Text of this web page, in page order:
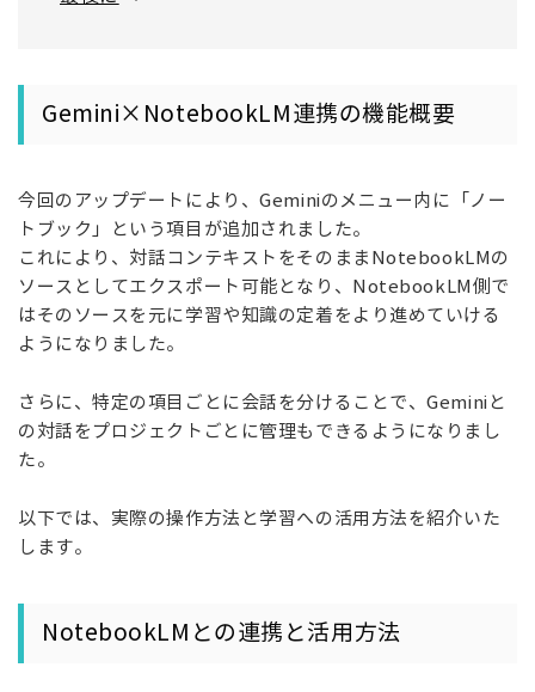
Gemini×NotebookLM連携の機能概要
今回のアップデートにより、Geminiのメニュー内に「ノー
トブック」という項目が追加されました。
これにより、対話コンテキストをそのままNotebookLMの
ソースとしてエクスポート可能となり、NotebookLM側で
はそのソースを元に学習や知識の定着をより進めていける
ようになりました。
さらに、特定の項目ごとに会話を分けることで、Geminiと
の対話をプロジェクトごとに管理もできるようになりまし
た。
以下では、実際の操作方法と学習への活用方法を紹介いた
します。
NotebookLMとの連携と活用方法